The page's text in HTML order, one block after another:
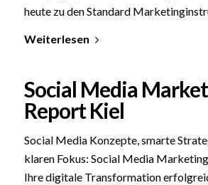
heute zu den Standard
Weiterlesen
Social Media
Report Kiel
Social Media Konzepte, smarte
klaren Fokus: Social Media
Ihre digitale Transformation